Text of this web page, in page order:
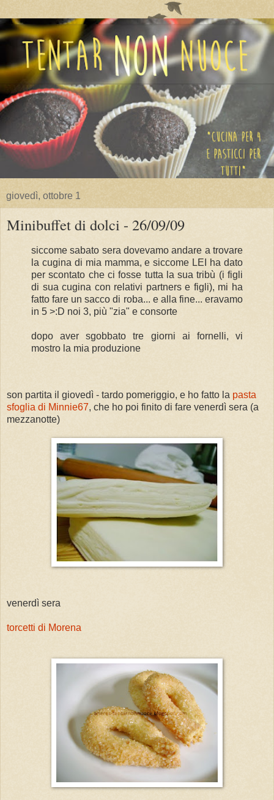
giovedì, ottobre 1
Minibuffet di dolci - 26/09/09
siccome sabato sera dovevamo andare a trovare
la cugina di mia mamma, e siccome LEI ha dato
per scontato che ci fosse tutta la sua tribù (i figli
di sua cugina con relativi partners e figli), mi ha
fatto fare un sacco di roba... e alla fine... eravamo
in 5 >:D noi 3, più "zia" e consorte
dopo aver sgobbato tre giorni ai fornelli, vi
mostro la mia produzione
son partita il giovedì - tardo pomeriggio, e ho fatto la pasta
sfoglia di Minnie67, che ho poi finito di fare venerdì sera (a
mezzanotte)
venerdì sera
torcetti di Morena